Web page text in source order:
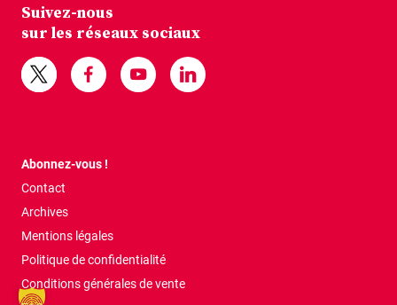
Suivez-nous
sur les réseaux sociaux
Abonnez-vous !
Contact
Archives
Mentions légales
Politique de confidentialité
Conditions générales de vente